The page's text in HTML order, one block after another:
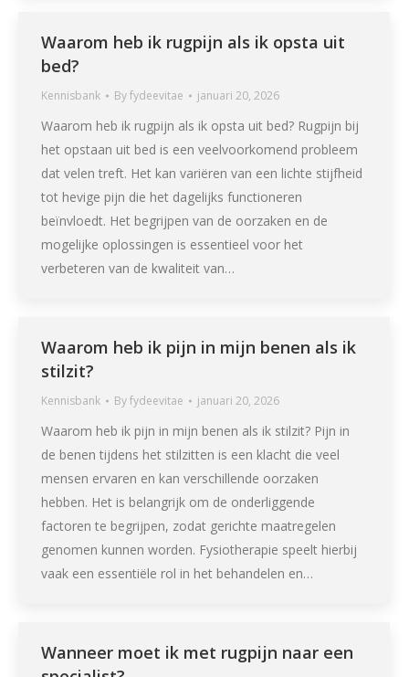
Waarom heb ik rugpijn als ik opsta uit
bed?
Kennisbank Byfydeevitae januari 20, 2026
Waarom heb ik rugpijn als ik opsta uit bed? Rugpijn bij
het opstaan uit bed is een veelvoorkomend probleem
dat velen treft. Het kan variëren van een lichte stijfheid
tot hevige pijn die het dagelijks functioneren
beïnvloedt. Het begrijpen van de oorzaken en de
mogelijke oplossingen is essentieel voor het
verbeteren van de kwaliteit van…
Waarom heb ik pijn in mijn benen als ik
stilzit?
Kennisbank Byfydeevitae januari 20, 2026
Waarom heb ik pijn in mijn benen als ik stilzit? Pijn in
de benen tijdens het stilzitten is een klacht die veel
mensen ervaren en kan verschillende oorzaken
hebben. Het is belangrijk om de onderliggende
factoren te begrijpen, zodat gerichte maatregelen
genomen kunnen worden. Fysiotherapie speelt hierbij
vaak een essentiële rol in het behandelen en…
Wanneer moet ik met rugpijn naar een